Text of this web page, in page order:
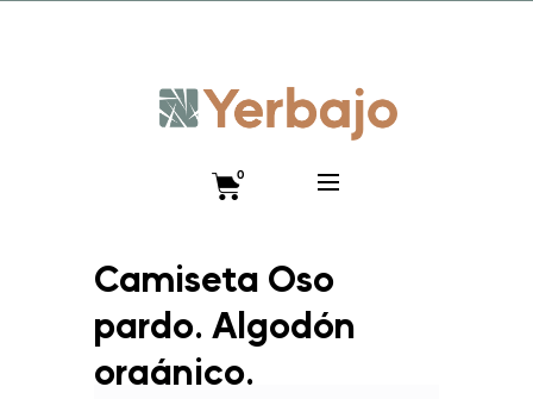
0
Camiseta Oso
pardo. Algodón
orgánico.